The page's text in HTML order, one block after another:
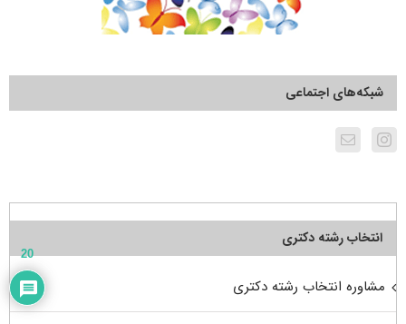
شبکه‌های اجتماعی
انتخاب رشته دکتری
مشاوره انتخاب رشته دکتری
20